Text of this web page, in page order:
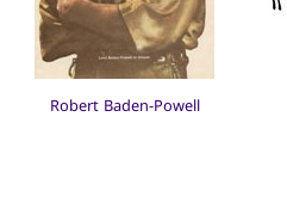
Robert Baden-Powell